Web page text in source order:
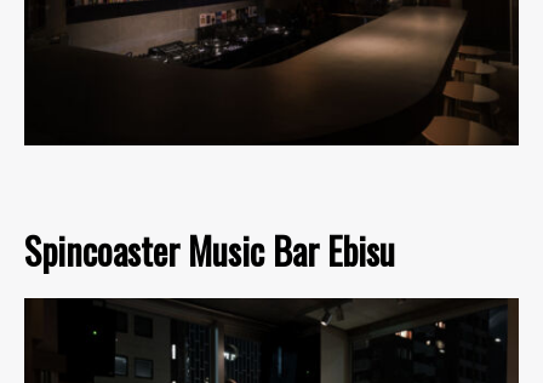
Spincoaster Music Bar Ebisu